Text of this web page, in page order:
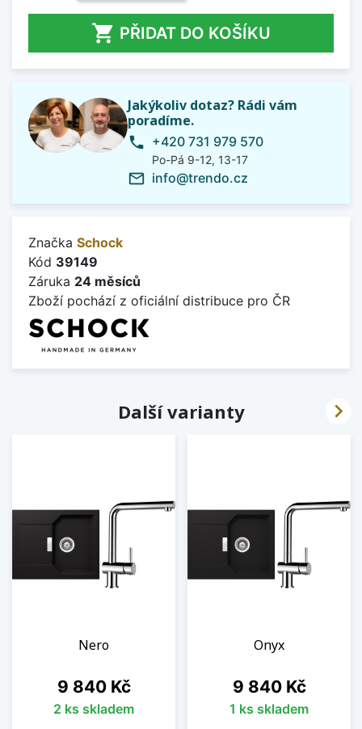
 PŘIDAT DO KOŠÍKU
Jakýkoliv dotaz? Rádi vám
poradíme.
phone +420 731 979 570
Po-Pá 9-12, 13-17
mail_outline info@trendo.cz
Značka Schock
Kód 39149
Záruka 24 měsíců
Zboží pochází z oficiální distribuce pro ČR
Další varianty
Nero
Cena
9 840 Kč
2 ks skladem
Onyx
Cena
9 840 Kč
1 ks skladem
